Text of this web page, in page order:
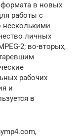
в новых
работы с
несколькими
личных
2; во-вторых,
рабочих
и
в